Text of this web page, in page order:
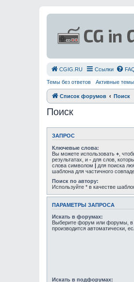
СGIG.RU Ссылки
Темы без ответов Активные темы
Список форумов Поиск
Поиск
ЗАПРОС
Ключевые слова:
Вы можете использовать + ,
результатах, и - для слов,
слова символом | для поиска
шаблона для частичного
Поиск по автору:
Используйте * в качестве
ПАРАМЕТРЫ ЗАПРОСА
Искать в форумах:
Выберите форум или форумы, в
производится автоматически,
Искать в подфорумах: